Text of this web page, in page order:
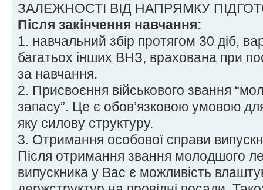
ЗАЛЕЖНОСТІ ВІД НАПРЯМКУ
Після закінчення навчання:
1. навчальний збір протягом 30 діб,
багатьох інших ВНЗ, врахована при
за навчання.
2. Присвоєння військового звання
запасу”. Це є обов’язковою умовою
яку силову структуру.
3. Отримання особової справи
Після отримання звання молодшого
випускника у Вас є можливість